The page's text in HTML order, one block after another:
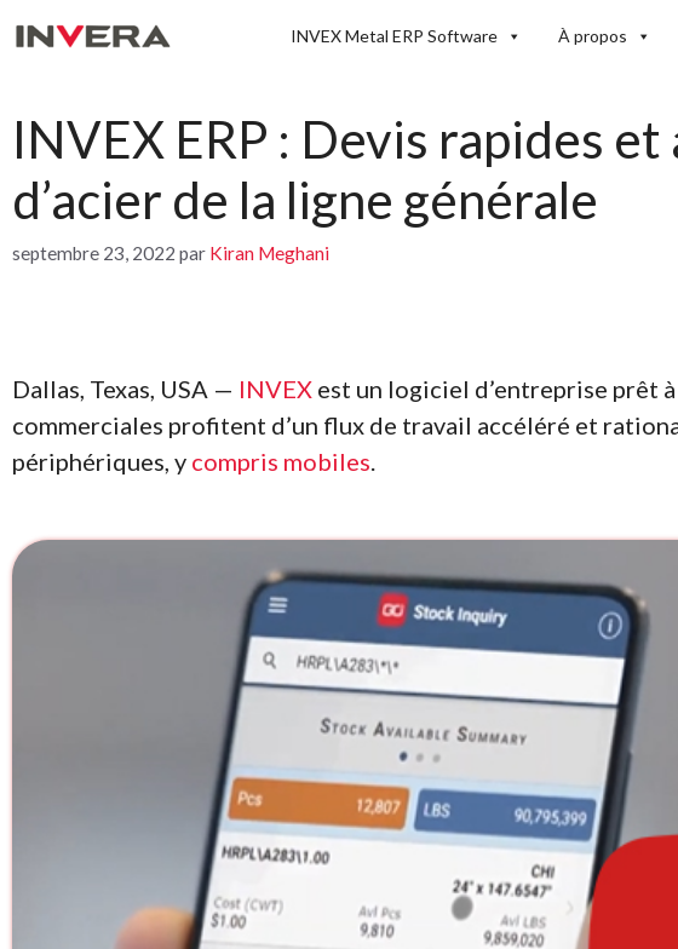
au
INVEX Metal ERP Software À propos
INVEX ERP : Devis rapides
d’acier de la ligne générale
septembre 23, 2022 par Kiran Meghani
Dallas, Texas, USA — INVEX est un logiciel d’entreprise prêt
commerciales profitent d’un flux de travail accéléré et
périphériques, y compris mobiles